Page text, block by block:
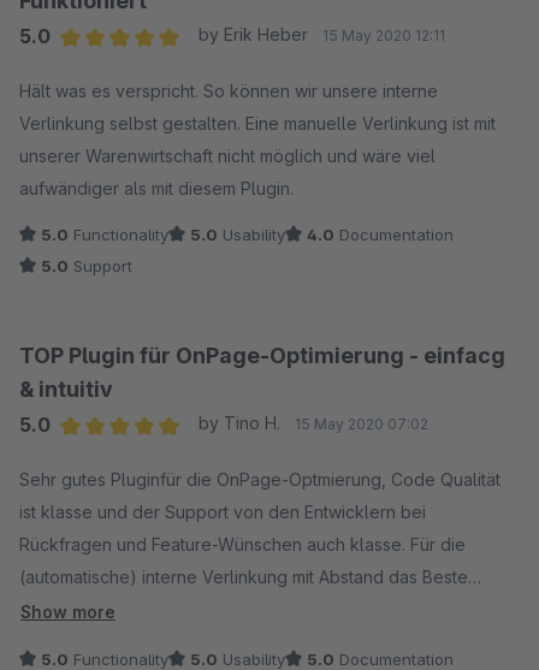
5.0
by Erik Heber 15 May 2020 12:11
Hält was es verspricht. So können wir unsere interne
Verlinkung selbst gestalten. Eine manuelle Verlinkung ist mit
unserer Warenwirtschaft nicht möglich und wäre viel
aufwändiger als mit diesem Plugin.
5.0 Functionality 5.0 Usability 4.0 Documentation
5.0 Support
TOP Plugin für OnPage-Optimierung - einfacg
& intuitiv
5.0
by Tino H. 15 May 2020 07:02
Sehr gutes Pluginfür die OnPage-Optmierung, Code Qualität
ist klasse und der Support von den Entwicklern bei
Rückfragen und Feature-Wünschen auch klasse. Für die
(automatische) interne Verlinkung mit Abstand das Beste
Shopware-Plugin! :-)
Show more
5.0 Functionality 5.0 Usability 5.0 Documentation